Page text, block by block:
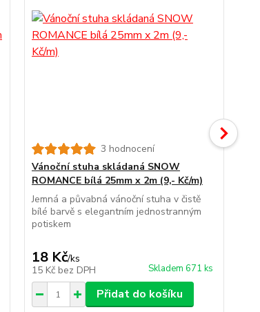
3 hodnocení
Vánoční stuha skládaná SNOW
ROMANCE bílá 25mm x 2m (9,- Kč/m)
Jemná a půvabná vánoční stuha v čistě
bílé barvě s elegantním jednostranným
potiskem
18 Kč/ks
15 Kč bez DPH Skladem 671 ks
Přidat do košíku